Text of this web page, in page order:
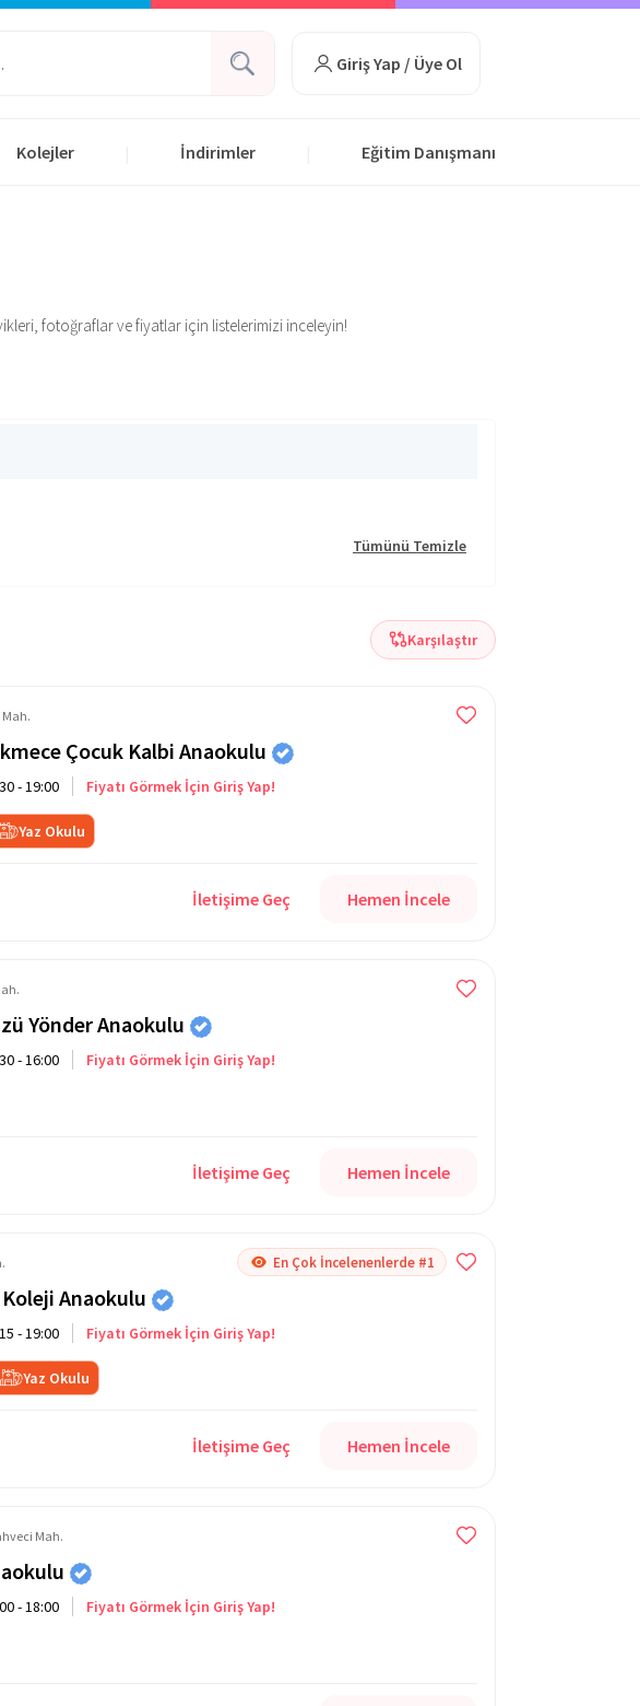
Giriş Yap / Üye Ol
Kolejler İndirimler Eğitim Danışmanı
fotoğraflar ve fiyatlar için listelerimizi inceleyin!
Tümünü Temizle
Karşılaştır
Çocuk Kalbi Anaokulu
- 19:00 Fiyatı Görmek İçin Giriş Yap!
Yaz Okulu
İletişime Geç Hemen İncele
Yönder Anaokulu
- 16:00 Fiyatı Görmek İçin Giriş Yap!
İletişime Geç Hemen İncele
En Çok İncelenenlerde #1
Anaokulu
- 19:00 Fiyatı Görmek İçin Giriş Yap!
Yaz Okulu
İletişime Geç Hemen İncele
Mah.
- 18:00 Fiyatı Görmek İçin Giriş Yap!